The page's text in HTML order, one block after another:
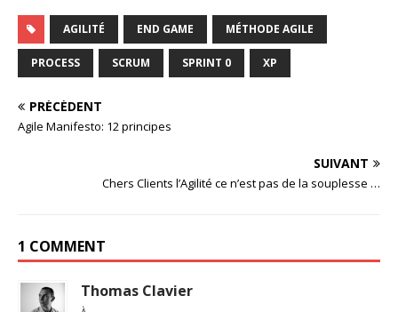
AGILITÉ END GAME MÉTHODE AGILE
PROCESS SCRUM SPRINT 0 XP
PRÉCÉDENT
Agile Manifesto: 12 principes
SUIVANT
Chers Clients l’Agilité ce n’est pas de la souplesse …
1 COMMENT
Thomas Clavier